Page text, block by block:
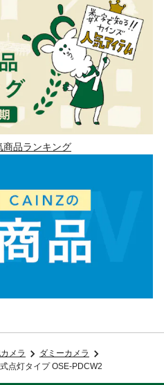
商品ランキング
メラ
ダミーカメラ
点灯タイプ OSE-PDCW2